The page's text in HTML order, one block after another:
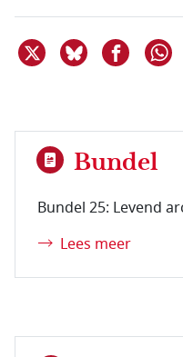
Deel dit item op X
Deel ditDeel
Bundel
Bundel 25: Levend
Lees meer